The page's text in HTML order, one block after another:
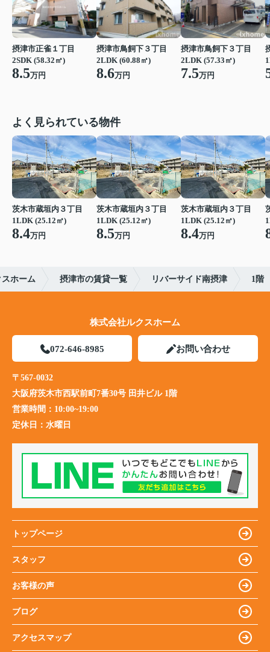
摂津市正雀１丁目
2SDK (58.32㎡)
8.5万円
摂津市鳥飼下３丁目
2LDK (60.88㎡)
8.6万円
摂津市鳥飼下３丁目
2LDK (57.33㎡)
7.5万円
よく見られている物件
茨木市蔵垣内３丁目
1LDK (25.12㎡)
8.4万円
茨木市蔵垣内３丁目
1LDK (25.12㎡)
8.5万円
茨木市蔵垣内３丁目
1LDK (25.12㎡)
8.4万円
ホーム 摂津市の賃貸一覧 リバーサイド南摂津 1階
株式会社ルクスホーム
072-646-8985 お問い合わせ
〒567-0032
大阪府茨木市西駅前町7番30号 田井ビル 1階
営業時間： 10:00~19:00
定休日： 水曜日
トップページ
スタッフ
お客様の声
ブログ
アクセスマップ